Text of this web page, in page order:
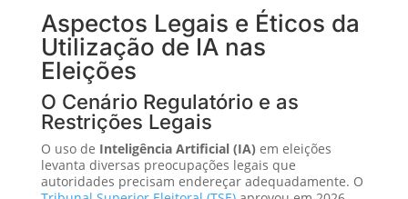
Aspectos Legais e Éticos da
Utilização de IA nas
Eleições
O Cenário Regulatório e as
Restrições Legais
O uso de Inteligência Artificial (IA) em eleições
levanta diversas preocupações legais que
autoridades precisam endereçar adequadamente. O